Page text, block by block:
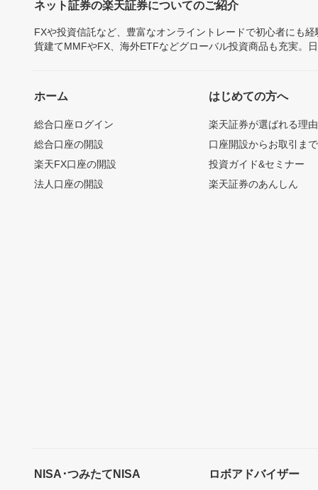
ネット証券の楽天証券についてのご紹介
FXや投資信託など、豊富なオンライントレードで初心者にも
貨建てMMFやFX、海外ETFなどグローバル投資商品も充実。
ホーム
総合口座ログイン
総合口座の開設
楽天FX口座の開設
法人口座の開設
はじめての方へ
楽天証券が選ばれる理由
口座開設からお取引ま
投資ガイド&セミナー
楽天証券のあんしん
NISA･つみたてNISA ロボアドバイザー